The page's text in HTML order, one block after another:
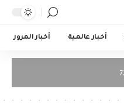
أخبار عالمية أخبار المرور